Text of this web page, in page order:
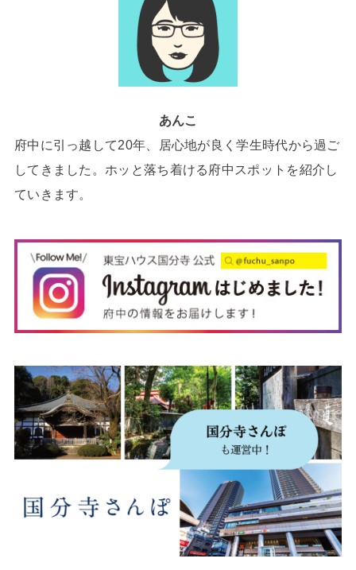
あんこ
府中に引っ越して20年、居心地が良く学生時代から過ご
してきました。ホッと落ち着ける府中スポットを紹介し
ていきます。